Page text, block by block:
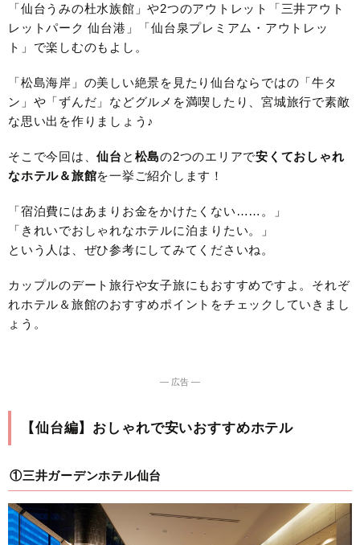
「仙台うみの杜水族館」や2つのアウトレット「三井アウト
レットパーク 仙台港」「仙台泉プレミアム・アウトレッ
ト」で楽しむのもよし。
「松島海岸」の美しい絶景を見たり仙台ならではの「牛タ
ン」や「ずんだ」などグルメを満喫したり、宮城旅行で素敵
な思い出を作りましょう♪
そこで今回は、仙台 と 松島の2つのエリアで安くておしゃれ
なホテル＆旅館を一挙ご紹介します！
「宿泊費にはあまりお金をかけたくない……。」
「きれいでおしゃれなホテルに泊まりたい。」
という人は、ぜひ参考にしてみてくださいね。
カップルのデート旅行や女子旅にもおすすめですよ。それぞ
れホテル＆旅館のおすすめポイントをチェックしていきまし
ょう。
― 広告 ―
【仙台編】おしゃれで安いおすすめホテル
①三井ガーデンホテル仙台